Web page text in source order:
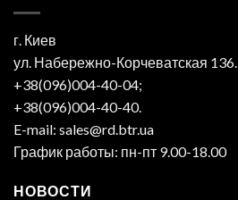
г. Киев
ул. Набережно-Корчеватская 136.
+38(096)004-40-04;
+38(096)004-40-40.
E-mail: sales@rd.btr.ua
График работы: пн-пт 9.00-18.00
НОВОСТИ